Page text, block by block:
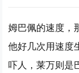
姆巴佩的速度，
他好几次用速度
吓人，莱万则是